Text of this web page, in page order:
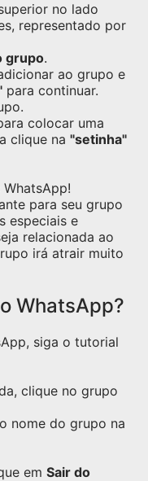
no lado
representado por
grupo.
ao grupo e
para continuar.
colocar uma
clique na "setinha"
para seu grupo
especiais e
relacionada ao
irá atrair muito
WhatsApp?
siga o tutorial
clique no grupo
nome do grupo na
em Sair do